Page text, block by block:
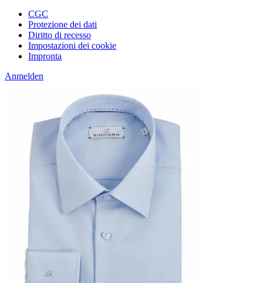
CGC
Protezione dei dati
Diritto di recesso
Impostazioni dei cookie
Impronta
Anmelden